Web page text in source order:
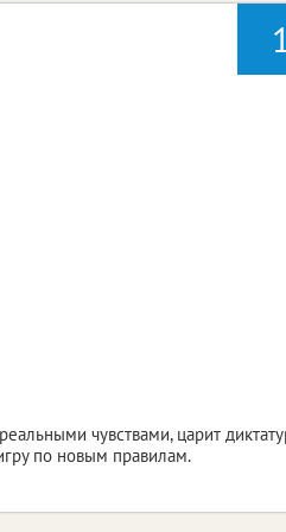
чувствами, царит
по новым правилам.